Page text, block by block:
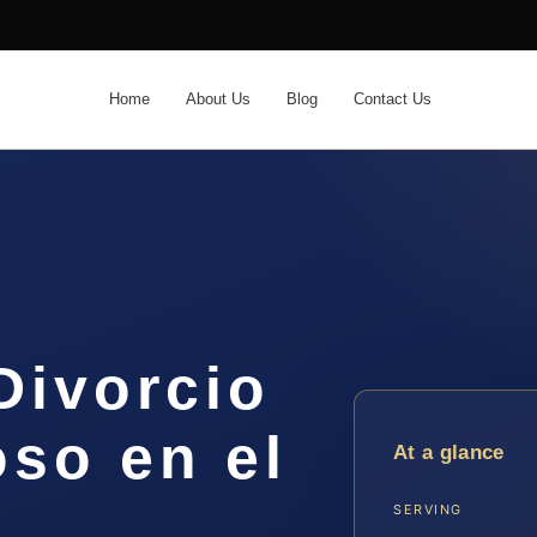
Home About Us Blog Contact Us
en el
At a glance
SERVING